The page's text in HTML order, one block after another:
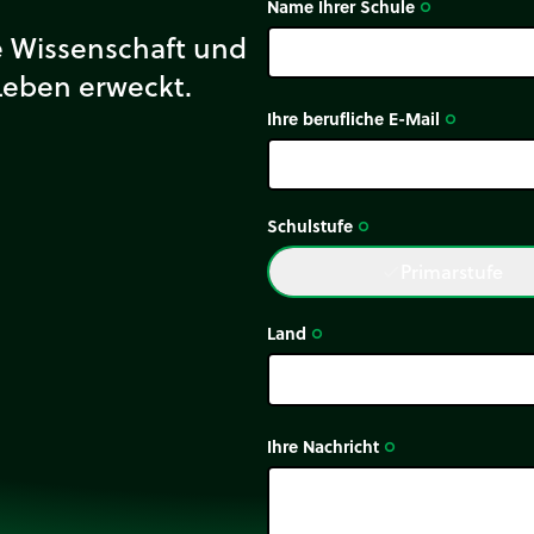
und
erweckt.
Name Ihrer Schule trip_origin
Ihre berufliche E-Mail trip_origin
Schulstufe trip_origin
Land trip_origin
Ihre Nachricht trip_origin